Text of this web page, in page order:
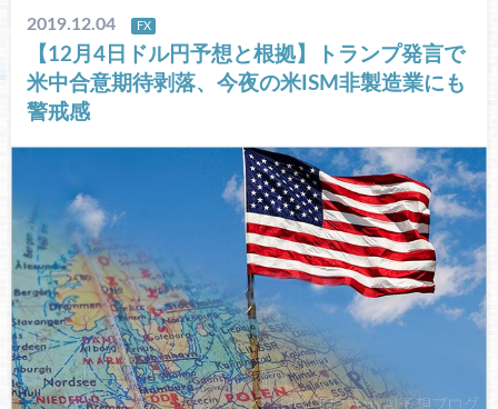
2019.12.04 FX
【12月4日ドル円予想と根拠】トランプ発言で
米中合意期待剥落、今夜の米ISM非製造業にも
警戒感